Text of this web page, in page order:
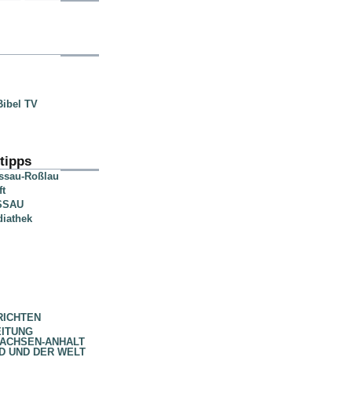
TV
Roßlau
ANHALT
UND DER WELT